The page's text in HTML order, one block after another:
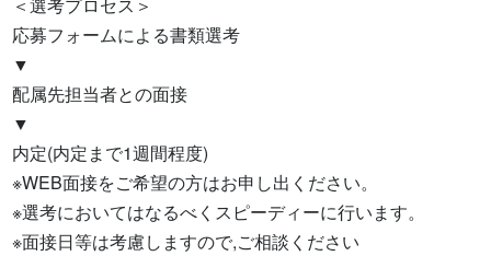
＜選考プロセス＞
応募フォームによる書類選考
▼
配属先担当者との面接
▼
内定(内定まで1週間程度)
※WEB面接をご希望の方はお申し出ください。
※選考においてはなるべくスピーディーに行います。
※面接日等は考慮しますので,ご相談ください